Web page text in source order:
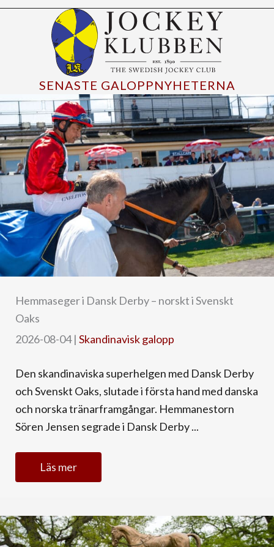
SENASTE GALOPPNYHETERNA
Hemmaseger i Dansk Derby – norskt i Svenskt
Oaks
2026-08-04| Skandinavisk galopp
Den skandinaviska superhelgen med Dansk Derby
och Svenskt Oaks, slutade i första hand med danska
och norska tränarframgångar. Hemmanestorn
Sören Jensen segrade i Dansk Derby ...
Läs mer